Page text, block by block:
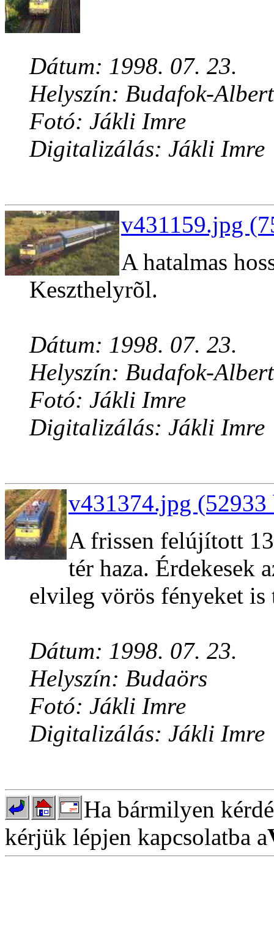
Dátum: 1998. 07. 23.
Helyszín: Budafok-
Fotó: Jákli Imre
Digitalizálás: Jákli Imre
v431159.jpg
A hatalmas
Keszthelyrõl.
Dátum: 1998. 07. 23.
Helyszín: Budafok-
Fotó: Jákli Imre
Digitalizálás: Jákli Imre
v431374.jpg (52933
A frissen felújított
tér haza. Érdekesek
elvileg vörös fényeket is
Dátum: 1998. 07. 23.
Helyszín: Budaörs
Fotó: Jákli Imre
Digitalizálás: Jákli Imre
Ha bármilyen
kérjük lépjen kapcsolatba a